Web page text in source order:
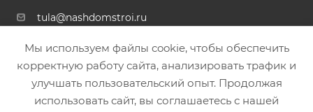
tula@nashdomstroi.ru
Тула, с. Осиновая Гора, 1с1 (Гипермаркет
«ЛИНИЯ»)
© 2026 ООО «НашДомСтрой». Строительство каркасных
Мы используем файлы cookie, чтобы обеспечить
корректную работу сайта, анализировать трафик и
улучшать пользовательский опыт. Продолжая
использовать сайт, вы соглашаетесь с нашей